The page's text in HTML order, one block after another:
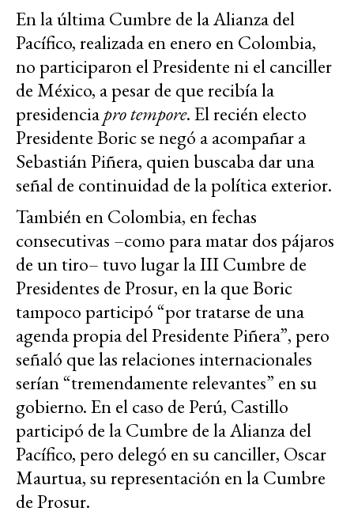
En la última Cumbre de la Alianza del
Pacífico, realizada en enero en Colombia,
no participaron el Presidente ni el canciller
de México, a pesar de que recibía la
presidenciapro tempore. El recién electo
Presidente Boric se negó a acompañar a
Sebastián Piñera, quien buscaba dar una
señal de continuidad de la política exterior.
También en Colombia, en fechas
consecutivas –como para matar dos pájaros
de un tiro– tuvo lugar la III Cumbre de
Presidentes de Prosur, en la que Boric
tampoco participó “por tratarse de una
agenda propia del Presidente Piñera”, pero
señaló que las relaciones internacionales
serían “tremendamente relevantes” en su
gobierno. En el caso de Perú, Castillo
participó de la Cumbre de la Alianza del
Pacífico, pero delegó en su canciller, Oscar
Maurtua, su representación en la Cumbre
de Prosur.